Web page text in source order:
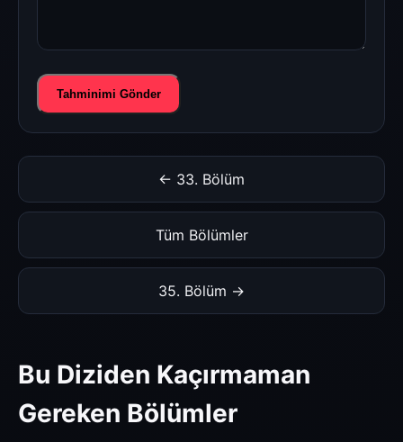
Tahminimi Gönder
← 33. Bölüm
Tüm Bölümler
35. Bölüm →
Bu Diziden Kaçırmaman
Gereken Bölümler